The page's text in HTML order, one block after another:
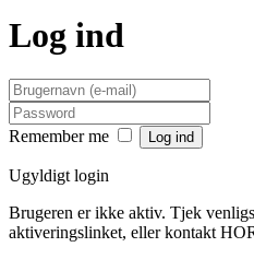
Log ind
Remember me
Ugyldigt login
Brugeren er ikke aktiv. Tjek
aktiveringslinket, eller kontakt